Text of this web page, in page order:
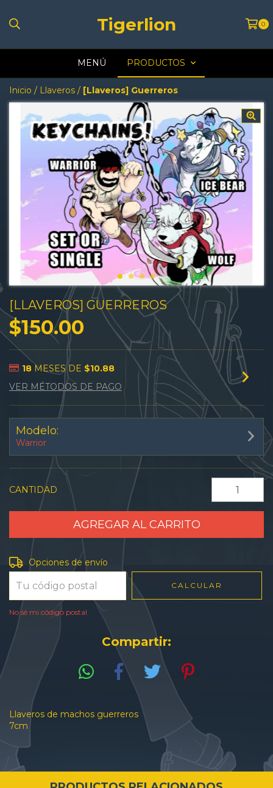
Tigerlion 0
MENÚ PRODUCTOS
Inicio / Llaveros / [Llaveros] Guerreros
[LLAVEROS] GUERREROS
$150.00
18MESES DE $10.88
VER MÉTODOS DE PAGO
Modelo:
Warrior
CANTIDAD
Entregas para el CP:
Opciones de envío
CALCULAR
No sé mi código postal
Compartir:
Llaveros de machos guerreros
7cm